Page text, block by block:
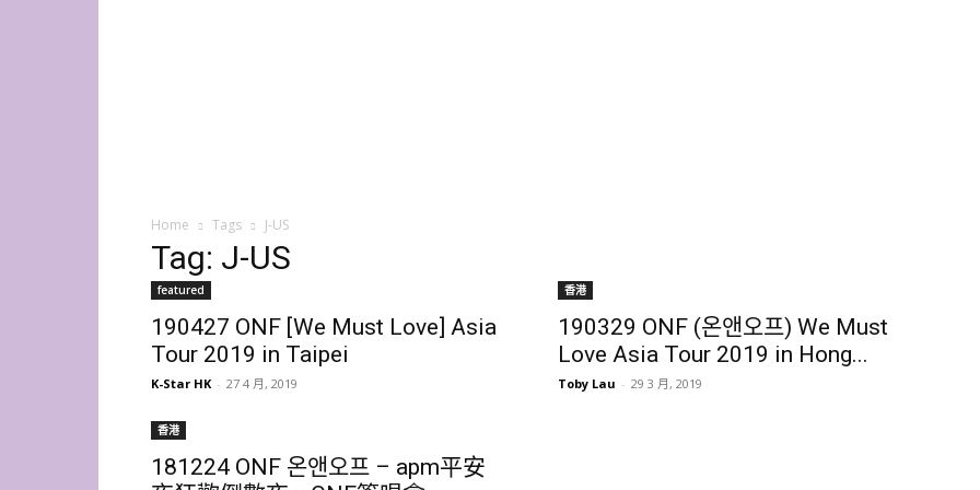
Home Tags J-US
Tag: J-US
featured
190427 ONF [We Must Love] Asia
Tour 2019 in Taipei
K-Star HK - 27 4 月, 2019
香港
190329 ONF (온앤오프) We Must
Love Asia Tour 2019 in Hong...
Toby Lau - 29 3 月, 2019
香港
181224 ONF 온앤오프 – apm平安